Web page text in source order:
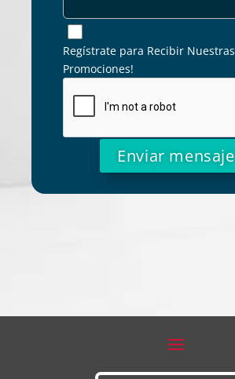
Regístrate para Recibir Nuestras
Promociones!